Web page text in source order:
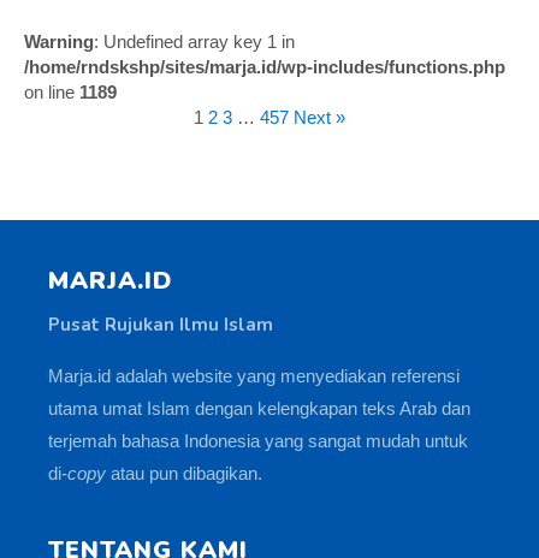
Warning: Undefined array key 1 in
/home/rndskshp/sites/marja.id/wp-includes/functions.php
on line 1189
1 2 3 … 457 Next »
MARJA.ID
Pusat Rujukan Ilmu Islam
Marja.id adalah website yang menyediakan referensi
utama umat Islam dengan kelengkapan teks Arab dan
terjemah bahasa Indonesia yang sangat mudah untuk
di-copy atau pun dibagikan.
TENTANG KAMI